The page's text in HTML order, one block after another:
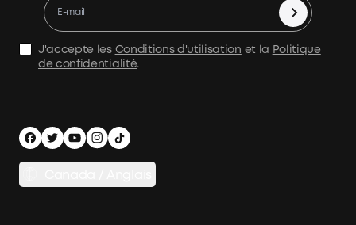
Accessoires
Alimentation de secours à domicile
Stockage d'énergie domestique
Déclaration de l'AMS
Politique d'expédition
politique de confidentialité
J'accepte les Conditions d'utilisation et la Politique
de confidentialité.